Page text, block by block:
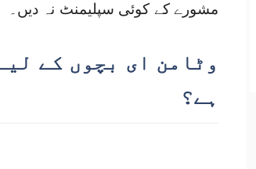
مشورے کے کوئی سپلیمنٹ نہ دیں۔
وٹامن ای بچوں کے
ہے؟